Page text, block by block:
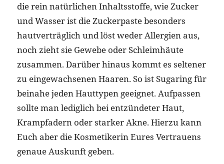
die rein natürlichen Inhaltsstoffe, wie Zucker
und Wasser ist die Zuckerpaste besonders
hautverträglich und löst weder Allergien aus,
noch zieht sie Gewebe oder Schleimhäute
zusammen. Darüber hinaus kommt es seltener
zu eingewachsenen Haaren. So ist Sugaring für
beinahe jeden Hauttypen geeignet. Aufpassen
sollte man lediglich bei entzündeter Haut,
Krampfadern oder starker Akne. Hierzu kann
Euch aber die Kosmetikerin Eures Vertrauens
genaue Auskunft geben.